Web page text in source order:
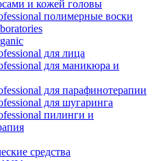
и кожей головы
полимерные воски
для лица
для маникюра и
для парафинотерапии
для шугаринга
пилинги и
средства